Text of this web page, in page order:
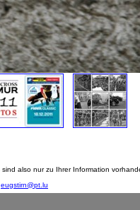
also nur zu Ihrer Information
eugstirn@pt.lu